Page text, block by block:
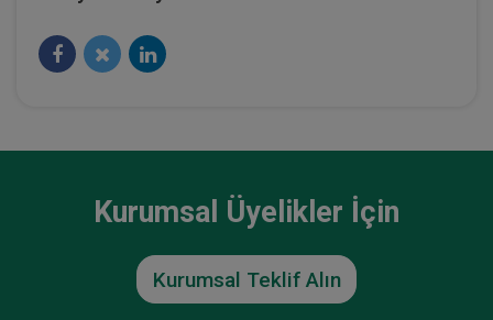
Tüketici Hukuku Enstitüsü
Ticaret Hukuku Kongresi - X. Oturum: KIYMETLİ
Kurumsal Üyelikler İçin
Kurumsal Teklif Alın